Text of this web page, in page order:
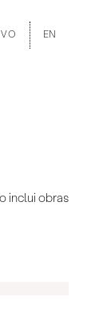
EN
inclui obras